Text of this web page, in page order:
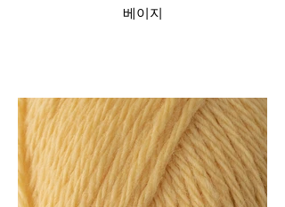
베이지